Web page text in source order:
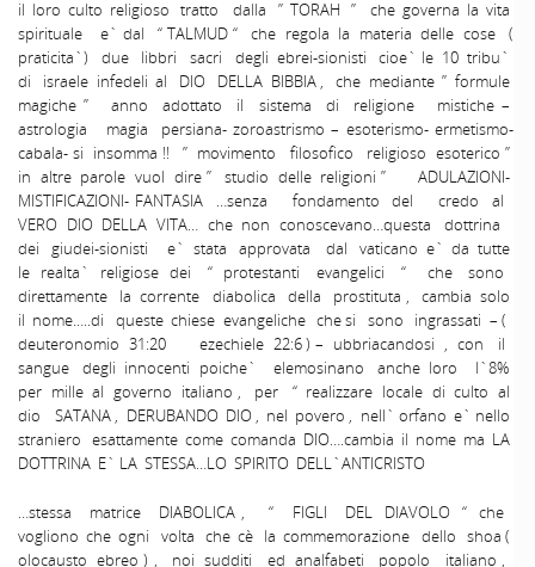
il loro culto religioso tratto dalla ” TORAH ” che governa la vita
spirituale e` dal “ TALMUD “ che regola la materia delle cose (
praticita`) due libbri sacri degli ebrei-sionisti cioe` le 10 tribu`
di israele infedeli al DIO DELLA BIBBIA , che mediante ” formule
magiche ” anno adottato il sistema di religione mistiche –
astrologia magia persiana- zoroastrismo – esoterismo- ermetismo-
cabala- si insomma !! ” movimento filosofico religioso esoterico ”
in altre parole vuol dire ” studio delle religioni ” ADULAZIONI-
MISTIFICAZIONI- FANTASIA …senza fondamento del credo al
VERO DIO DELLA VITA… che non conoscevano…questa dottrina
dei giudei-sionisti e` stata approvata dal vaticano e` da tutte
le realta` religiose dei “ protestanti evangelici “ che sono
direttamente la corrente diabolica della prostituta , cambia solo
il nome…..di queste chiese evangeliche che si sono ingrassati – (
deuteronomio 31:20 ezechiele 22:6 ) – ubbriacandosi , con il
sangue degli innocenti poiche` elemosinano anche loro l`8%
per mille al governo italiano , per “ realizzare locale di culto al
dio SATANA , DERUBANDO DIO , nel povero , nell` orfano e` nello
straniero esattamente come comanda DIO….cambia il nome ma LA
DOTTRINA E` LA STESSA…LO SPIRITO DELL`ANTICRISTO
…stessa matrice DIABOLICA , “ FIGLI DEL DIAVOLO “ che
vogliono che ogni volta che cè la commemorazione dello shoa (
olocausto ebreo ) , noi sudditi ed analfabeti popolo italiano ,